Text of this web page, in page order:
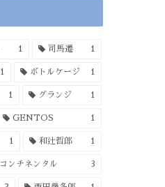
1 司馬遷 1
1 ボトルケージ 1
1 グランジ 1
GENTOS 1
1 和辻哲郎 1
コンチネンタル 3